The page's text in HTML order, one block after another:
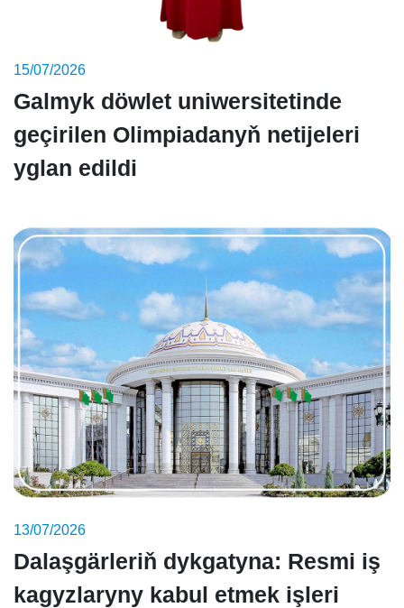
15/07/2026
Galmyk döwlet uniwersitetinde
geçirilen Olimpiadanyň netijeleri
yglan edildi
13/07/2026
Dalaşgärleriň dykgatyna: Resmi iş
kagyzlaryny kabul etmek işleri